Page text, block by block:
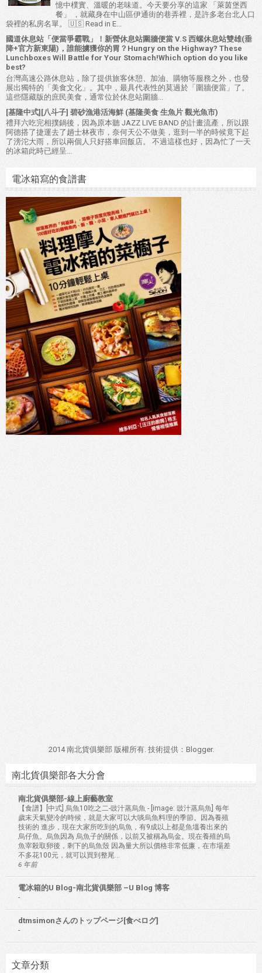
憶中樸實、溫暖的老味道。今天要分享的這家 「萊茵堡西
餐」 ，就藏身在中山區伊通街的巷弄裡，是許多老台北人口
袋裡的私房名單。 🇺🇸 Read in E...
國道休息站「便當爭霸戰」！新營休息站圍牆便當 V.S 西螺休息站雙雄(垂
降+官方新東陽)，誰能擄獲你的胃？Hungry on the Highway? These
Lunchboxes Will Battle for Your Stomach!Which option do you like
best?
台灣高速公路休息站，除了提供旅客休憩、加油、購物等服務之外，也發
展出獨特的「美食文化」。其中，最具代表性的莫過於「圍牆便當」了。
這些隱藏版的庶民美食，通常位於休息站圍牆...
[基隆中式][八斗子] 碧砂漁港活海鮮 (基隆美食 生魚片 觀光魚市)
禮拜六吃完相撲鍋後，因為原本聽 JAZZ LIVE BAND 的計畫流產，所以跟
阿德搭了捷運去了趟士林夜市，奈何天公不做美，逛到一半的時候竟下起
了滂沱大雨，所以兩個人只好搭車回飯店。 不過這樣也好，因為忙了一天
的冰箱此時已經呈...
電冰箱寫的食譜書
2014 南北貨俱樂部 版權所有. 技術提供： Blogger.
南北貨俱樂部各大分會
南北貨俱樂部-線上廚藝教室
【食譜】[中式] 烏魚10吃之二-豉汁蒸烏魚 - [image: 豉汁蒸烏魚] 每年
歲末天氣變冷的時候，就是大家可以大啖烏魚料理的季節。因為養殖
技術的 進步，現在大家所吃到的烏魚，有9成以上都是魚塭養出來的
烏仔魚。烏魚因為 烏魚子的關係，以前又被稱為烏金。現在養殖的烏
魚宰殺取卵後，剩下的烏魚殼 因為量大所以價格非常低廉，在市場差
不多花100元，就可以買到整尾...
6 年前
電冰箱的U Blog-南北貨俱樂部 –U Blog 博客
-
dtmsimonさんのトップページ[食べログ]
-
文章分類